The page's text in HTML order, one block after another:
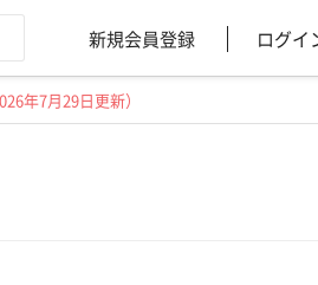
新規会員登録 ログイ
年7月29日更新）